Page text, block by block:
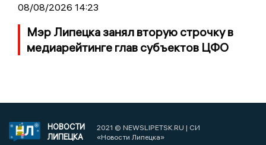
08/08/2026 14:23
Мэр Липецка занял вторую строчку в
медиарейтинге глав субъектов ЦФО
НОВОСТИ
ЛИПЕЦКА
2021 © NEWSLIPETSK.RU | СИ
«Новости Липецка»